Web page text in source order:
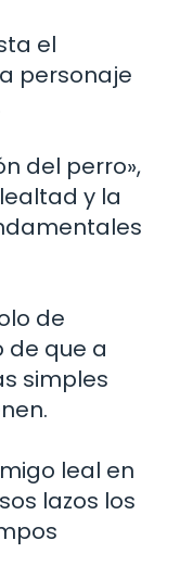
el
personaje
del perro»,
y la
de
de que a
simples
leal en
lazos los